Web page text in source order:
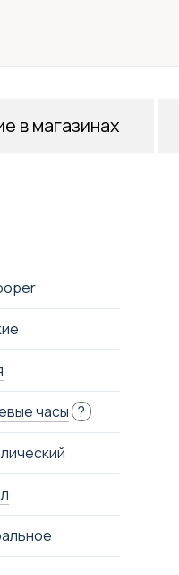
часы ?
в магазинах